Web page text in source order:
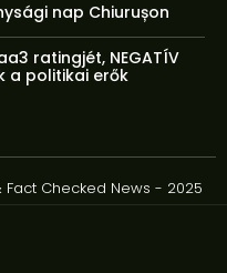
nap Chiurușon
ratingjét, NEGATÍV
a politikai erők
Checked News - 2025